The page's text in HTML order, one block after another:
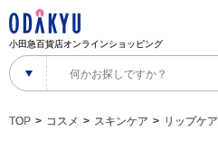
小田急百貨店オンラインショッピング
TOP コスメ スキンケア リップケア